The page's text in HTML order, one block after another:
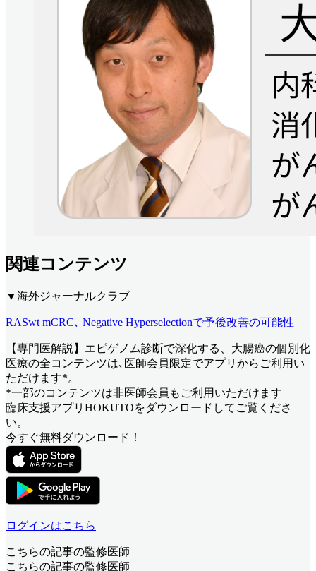
関連コンテンツ
▼海外ジャーナルクラブ
RASwt mCRC､ Negative Hyperselectionで予後改善の可能性
【専門医解説】エピゲノム診断で深化する、大腸癌の個別化
医療の全コンテンツは､医師会員限定でアプリからご利用い
ただけます*。
*一部のコンテンツは非医師会員もご利用いただけます
臨床支援アプリHOKUTOをダウンロードしてご覧くださ
い。
今すぐ無料ダウンロード！
ログインはこちら
こちらの記事の監修医師
こちらの記事の監修医師